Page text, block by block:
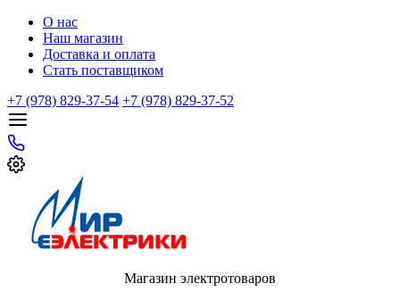
О нас
Наш магазин
Доставка и оплата
Стать поставщиком
+7 (978) 829-37-54 +7 (978) 829-37-52
Магазин электротоваров